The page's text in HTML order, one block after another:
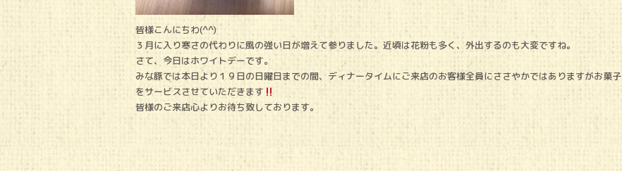
皆様こんにちわ(^^)
３月に入り寒さの代わりに風の強い日が増えて参りました。近頃は花粉も多く、外出するのも大変ですね。
さて、今日はホワイトデーです。
みな豚では本日より１９日の日曜日までの間、ディナータイムにご来店のお客様全員にささやかではありますがお菓子
をサービスさせていただきます
皆様のご来店心よりお待ち致しております。